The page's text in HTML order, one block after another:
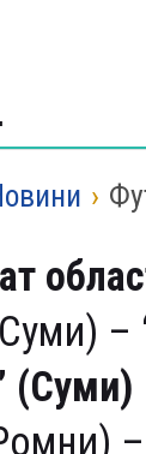
›
–
(Суми)
–